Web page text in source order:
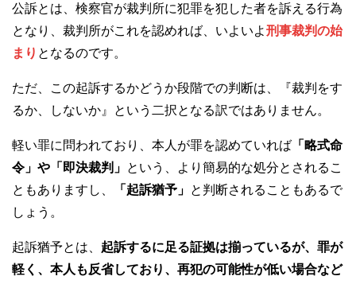
公訴とは、検察官が裁判所に犯罪を犯した者を訴える行為
となり、裁判所がこれを認めれば、いよいよ刑事裁判の始
まり となるのです。
ただ、この起訴するかどうか段階での判断は、『裁判をす
るか、しないか』という二択となる訳ではありません。
軽い罪に問われており、本人が罪を認めていれば 「略式命
令」や「即決裁判」 という、より簡易的な処分とされるこ
ともありますし、
「起訴猶予」 と判断されることもあるで
しょう。
起訴猶予とは、 起訴するに足る証拠は揃っているが、罪が
軽く、本人も反省しており、再犯の可能性が低い場合など